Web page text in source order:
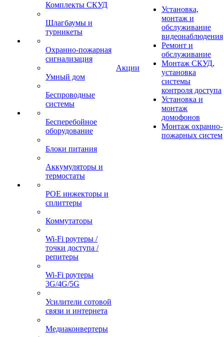
Комплекты СКУД
Шлагбаумы и
турникеты
Охранно-пожарная
сигнализация
Умный дом
Беспроводные
системы
Бесперебойное
оборудование
Блоки питания
Аккумуляторы и
термостаты
POE инжекторы и
сплиттеры
Коммутаторы
Wi-Fi роутеры /
точки доступа /
репитеры
Wi-Fi роутеры
3G/4G/5G
Усилители сотовой
связи и интернета
Медиаконвертеры
Акции
Установка,
монтаж и
обслуживание
видеонаблюдения
Ремонт и
обслуживание
Монтаж СКУД,
установка
системы
контроля доступа
Установка и
монтаж
домофонов
Монтаж охранно-
пожарных систем